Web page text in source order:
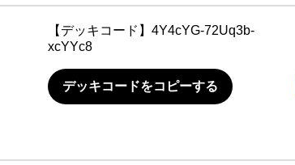
【デッキコード】 4Y4cYG-72Uq3b-
xcYYc8
デッキコードをコピーする